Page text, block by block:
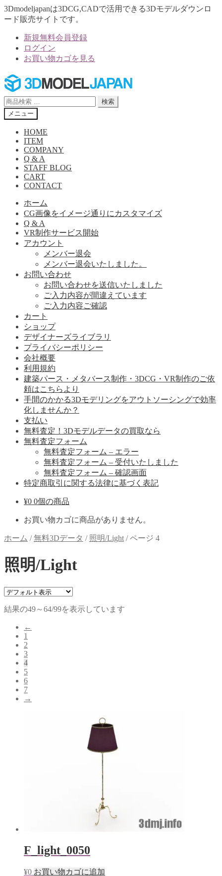
3Dmodeljapanは3DCG,CADで活用できる3Dモデルダウンロ
ード販売サイトです。
新規無料会員登録
ログイン
お買い物カゴを見る
ナ
ビ
ゲ
ー
シ
コ
ン
テ
ン
ツ
検
索
対
検索
メニュー
HOME
ITEM
COMPANY
Q & A
STAFF BLOG
CART
CONTACT
ホーム
CG画像をイメージ通りにカスタマイズ
Q & A
VR制作サービス開始
アカウント
メンバー退会
メンバー退会いたしました。
お問い合わせ
お問い合わせを送信いたしました
ご入力内容が間違えています
ご入力内容ご確認
カート
ショップ
デザイナーズライブラリ
プライバシーポリシー
会社概要
利用規約
建築パース・メタバース制作・3DCG・VR制作のご依
頼はこちらより
手間のかかる3Dモデリングをアウトソーシングで効率
化しませんか？
支払い
無料査定！3Dモデルデータの買取なら
無料査定フォーム
無料査定フォーム – エラー
無料査定フォーム – 受付いたしました
無料査定フォーム – 確認画面
特定商取引に関する法律に基づく表記
¥0 0個の商品
お買い物カゴに商品がありません。
ホーム /無料3Dデータ / 照明/Light /ページ 4
照明/Light
結果の49～64/99を表示しています
←
1
2
3
4
5
6
7
→
F_light_0050
¥0 お買い物カゴに追加